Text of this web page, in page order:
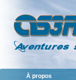
À propos